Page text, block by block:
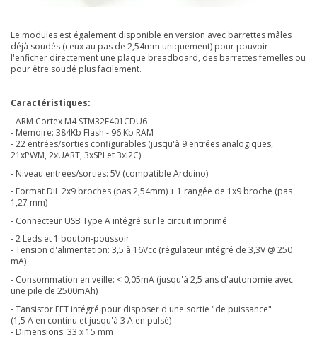
Le modules est également disponible en version avec barrettes mâles
déjà soudés (ceux au pas de 2,54mm uniquement) pour pouvoir
l'enficher directement une plaque breadboard, des barrettes femelles ou
pour être soudé plus facilement.
Caractéristiques:
- ARM Cortex M4STM32F401CDU6
- Mémoire: 384Kb Flash - 96 Kb RAM
- 22 entrées/sorties configurables (jusqu'à 9 entrées analogiques,
21xPWM, 2xUART, 3xSPI et 3xI2C)
- Niveau entrées/sorties: 5V (compatible Arduino)
- Format DIL 2x9 broches (pas 2,54mm) + 1 rangée de 1x9 broche (pas
1,27 mm)
- Connecteur USB Type A intégré sur le circuit imprimé
- 2 Leds et 1 bouton-poussoir
- Tension d'alimentation: 3,5 à 16Vcc (régulateur intégré de 3,3V @ 250
mA)
- Consommation en veille: < 0,05mA (jusqu'à 2,5 ans d'autonomie avec
une pile de 2500mAh)
- Tansistor FET intégré pour disposer d'une sortie "de puissance"
(1,5 A en continu et jusqu'à 3 A en pulsé)
- Dimensions: 33 x 15 mm